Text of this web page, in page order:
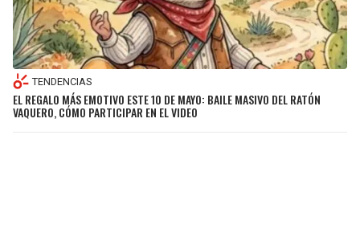
TENDENCIAS
EL REGALO MÁS EMOTIVO ESTE 10 DE MAYO: BAILE MASIVO DEL RATÓN
VAQUERO, CÓMO PARTICIPAR EN EL VIDEO